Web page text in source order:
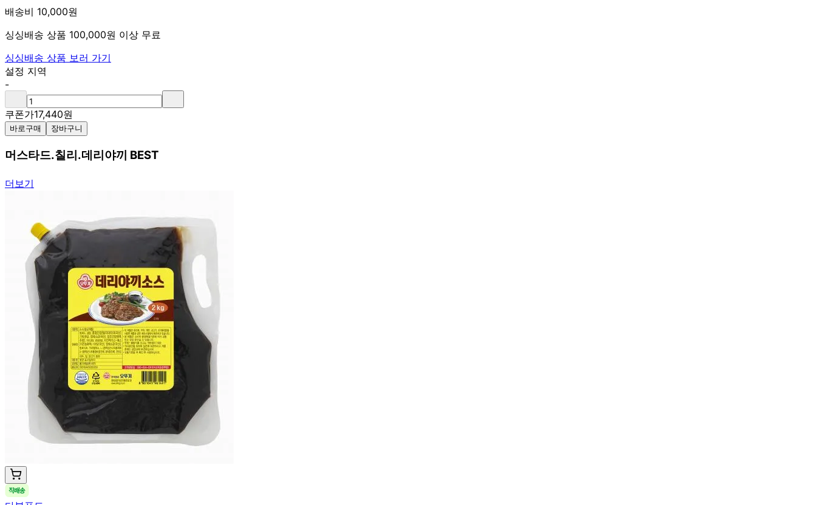
배송비 10,000원
싱싱배송 상품 100,000원 이상 무료
싱싱배송 상품 보러 가기
설정 지역
-
쿠폰가17,440원
바로구매 장바구니
머스타드.칠리.데리야끼 BEST
더보기